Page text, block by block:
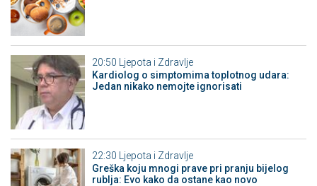
20:50
Ljepota i Zdravlje
Kardiolog o simptomima toplotnog udara:
Jedan nikako nemojte ignorisati
22:30 Ljepota i Zdravlje
Greška koju mnogi prave pri pranju bijelog
rublja: Evo kako da ostane kao novo